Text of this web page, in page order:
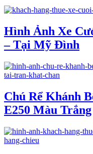
Hình Ảnh Xe
– Tại Mỹ Đình
Chú Rể Khánh
E250 Màu Trắng